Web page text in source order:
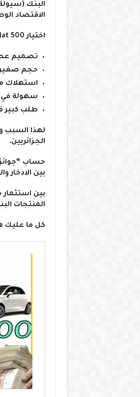
البنك
الاقتصاد
اختيار Fiat 500 ما جاءش صدفة، بل لأنها من أكثر السيارات المحبوبة في الجزائر.
تصميم
حجم
استهلاك
سهولة في
طلب كبير
لهذا السبب
الجزائريين.
بين الادخار
المنتجات
كل ما عليك